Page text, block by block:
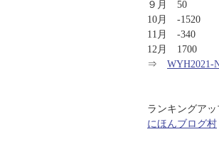
９月 50
10月 -1520
11月 -340
12月 1700
⇒ WYH2021-
ランキングア
にほんブログ村